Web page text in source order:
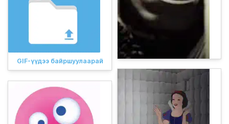
GIF-үүдээ байршуулаарай